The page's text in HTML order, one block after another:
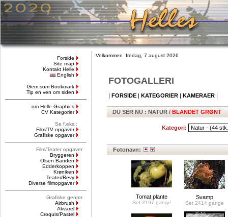
Forside
Site map
Kontakt Helle
English
Gem som Bookmark
Tip en ven om siden
om Helle Graphics
CV Kategorier
Se f.eks.:
Film/TV opgaver
Grafiske opgaver
Film/Teater opgaver
Bryggeren
Olsen Banden
Edderkoppen
Krøniken
Teater/Revy
Diverse filmopgaver
Grafiske genrer
Airbrush
Akvarel
Croquis/Pastel
Velkommen fredag, 7 august 2026
FOTOGALLERI
| FORSIDE | KATEGORIER | KAMERAER |
DU SER NU : NATUR / BLANDET GRØNT
Kategori:
Fotonavn:
Tomat plante
Set 2197 gange
Svamp
Set 2414 gange